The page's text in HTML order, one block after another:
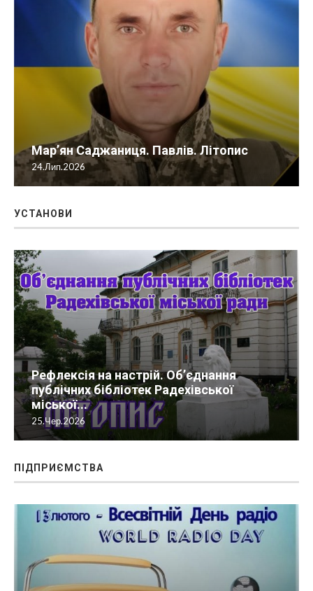
Мар’ян Саджаниця. Павлів. Літопис
24.Лип.2026
УСТАНОВИ
Рефлексія на настрій. Об’єднання
публічних бібліотек Радехівської
міської...
25.Чер.2026
ПІДПРИЄМСТВА